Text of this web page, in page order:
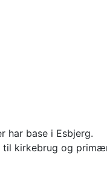
har base i Esbjerg.
kirkebrug og